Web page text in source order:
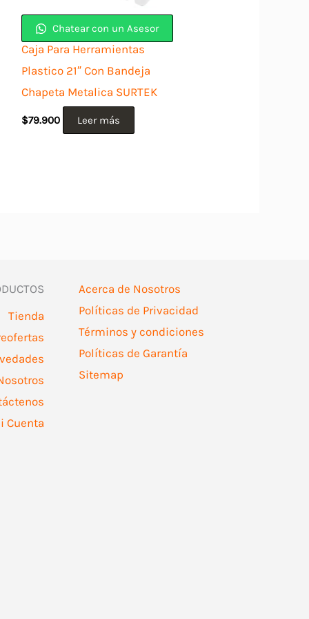
Chatear con un Asesor
Caja Para Herramientas
Plastico 21″ Con Bandeja
Chapeta Metalica SURTEK
$79.900 Leer más
Tienda
Cuenta
Acerca de Nosotros
Políticas de Privacidad
Términos y condiciones
Políticas de Garantía
Sitemap